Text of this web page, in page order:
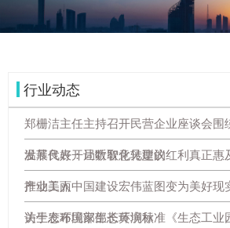
行业动态
郑栅洁主任主持召开民营企业座谈会围
发展良好开局听取意见建议
温菲代表：让数智化转型的红利真正惠
产业工人
推动美丽中国建设宏伟蓝图变为美好
访生态环境部部长黄润秋
关于发布国家生态环境标准《生态工业